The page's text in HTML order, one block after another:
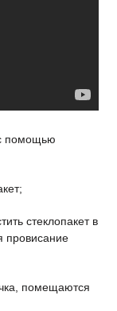
помощью
стеклопакет в
провисание
помещаются